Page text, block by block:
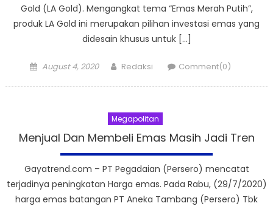
Gold (LA Gold). Mengangkat tema “Emas Merah Putih”,
produk LA Gold ini merupakan pilihan investasi emas yang
didesain khusus untuk […]
Posted
August 4, 2020 Author
Redaksi Comment(0)
Megapolitan
Menjual Dan Membeli Emas Masih Jadi Tren
Gayatrend.com – PT Pegadaian (Persero) mencatat
terjadinya peningkatan Harga emas. Pada Rabu, (29/7/2020)
harga emas batangan PT Aneka Tambang (Persero) Tbk